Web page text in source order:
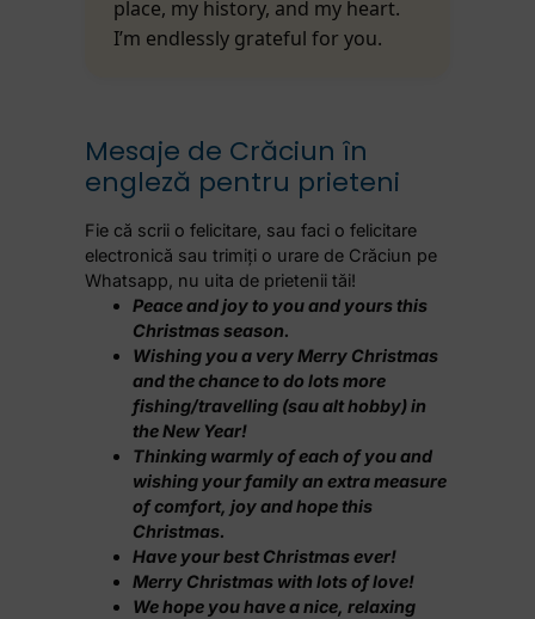
place, my history, and my heart.
I’m endlessly grateful for you.
Mesaje de Crăciun în
engleză pentru prieteni
Fie că scrii o felicitare, sau faci o felicitare
electronică sau trimiți o urare de Crăciun pe
Whatsapp, nu uita de prietenii tăi!
Peace and joy to you and yours this
Christmas season.
Wishing you a very Merry Christmas
and the chance to do lots more
fishing/travelling (sau alt hobby) in
the New Year!
Thinking warmly of each of you and
wishing your family an extra measure
of comfort, joy and hope this
Christmas.
Have your best Christmas ever!
Merry Christmas with lots of love!
We hope you have a nice, relaxing